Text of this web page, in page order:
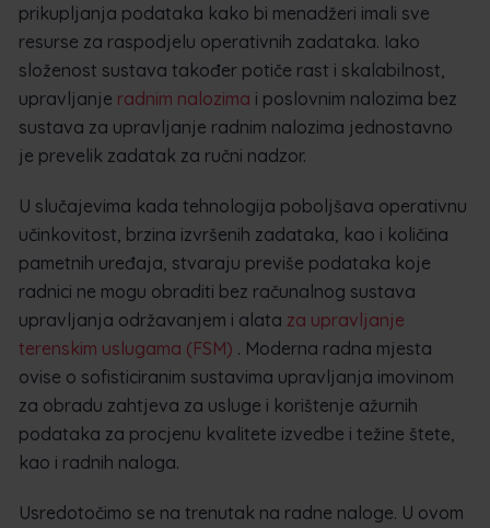
prikupljanja podataka kako bi menadžeri imali sve
resurse za raspodjelu operativnih zadataka. Iako
složenost sustava također potiče rast i skalabilnost,
upravljanje radnim nalozima i poslovnim nalozima bez
sustava za upravljanje radnim nalozima jednostavno
je prevelik zadatak za ručni nadzor.
U slučajevima kada tehnologija poboljšava operativnu
učinkovitost, brzina izvršenih zadataka, kao i količina
pametnih uređaja, stvaraju previše podataka koje
radnici ne mogu obraditi bez računalnog sustava
upravljanja održavanjem i alata za upravljanje
terenskim uslugama (FSM) . Moderna radna mjesta
ovise o sofisticiranim sustavima upravljanja imovinom
za obradu zahtjeva za usluge i korištenje ažurnih
podataka za procjenu kvalitete izvedbe i težine štete,
kao i radnih naloga.
Usredotočimo se na trenutak na radne naloge. U ovom